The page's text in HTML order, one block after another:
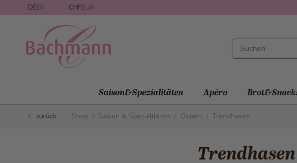
Direkt zum Inhalt
DEEN CHFEUR
Saison&Spezialitäten Apéro
zurück Shop / Saison & Spezialitäten / Ostern / Trendhasen
Trendhasen